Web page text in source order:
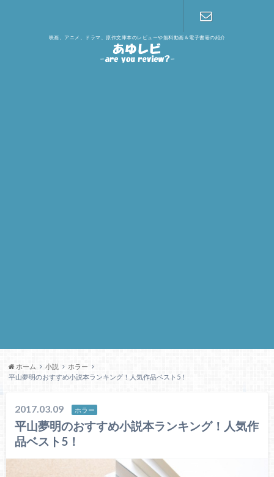
映画、アニメ、ドラマ、原作文庫本のレビューや無料動画＆電子書籍の紹介
ホーム 小説
ホラー
平山夢明のおすすめ小説本ランキング！人気作品ベスト5！
2017.03.09 ホラー
平山夢明のおすすめ小説本ランキング！人気作
品ベスト5！